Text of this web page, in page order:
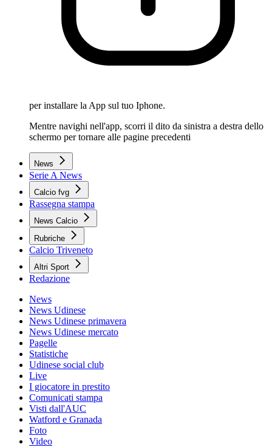
per installare la App sul tuo Iphone.
Mentre navighi nell'app, scorri il dito da sinistra a destra dello
schermo per tornare alle pagine precedenti
News
Serie A News
Calcio fvg
Rassegna stampa
News Calcio
Rubriche
Calcio Triveneto
Altri Sport
Redazione
News
News Udinese
News Udinese primavera
News Udinese mercato
Pagelle
Statistiche
Udinese social club
Live
I giocatore in prestito
Comunicati stampa
Visti dall'AUC
Watford e Granada
Foto
Video